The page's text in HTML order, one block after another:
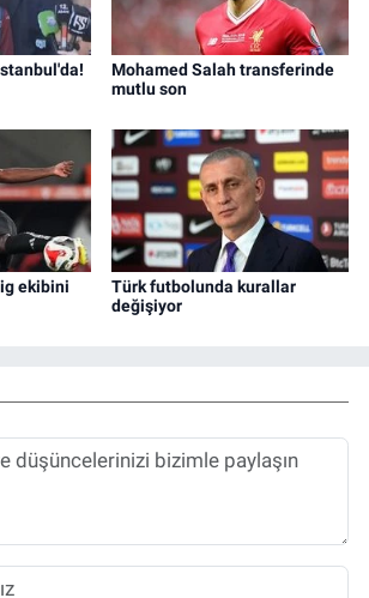
Mohamed Salah transferinde
mutlu son
ekibini
Türk futbolunda kurallar
değişiyor